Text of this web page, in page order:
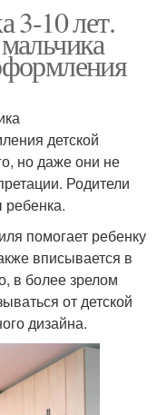
3-10 лет.
детской
но даже они не
Родители
ребенка.
помогает ребенку
вписывается в
в более зрелом
от детской
дизайна.